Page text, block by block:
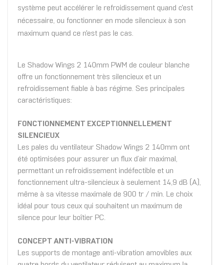
système peut accélérer le refroidissement quand c'est
nécessaire, ou fonctionner en mode silencieux à son
maximum quand ce n'est pas le cas.
Le Shadow Wings 2 140mm PWM de couleur blanche
offre un fonctionnement très silencieux et un
refroidissement fiable à bas régime. Ses principales
caractéristiques:
FONCTIONNEMENT EXCEPTIONNELLEMENT
SILENCIEUX
Les pales du ventilateur Shadow Wings 2 140mm ont
été optimisées pour assurer un flux d’air maximal,
permettant un refroidissement indéfectible et un
fonctionnement ultra-silencieux à seulement 14,9 dB (A),
même à sa vitesse maximale de 900 tr / min. Le choix
idéal pour tous ceux qui souhaitent un maximum de
silence pour leur boîtier PC.
CONCEPT ANTI-VIBRATION
Les supports de montage anti-vibration amovibles aux